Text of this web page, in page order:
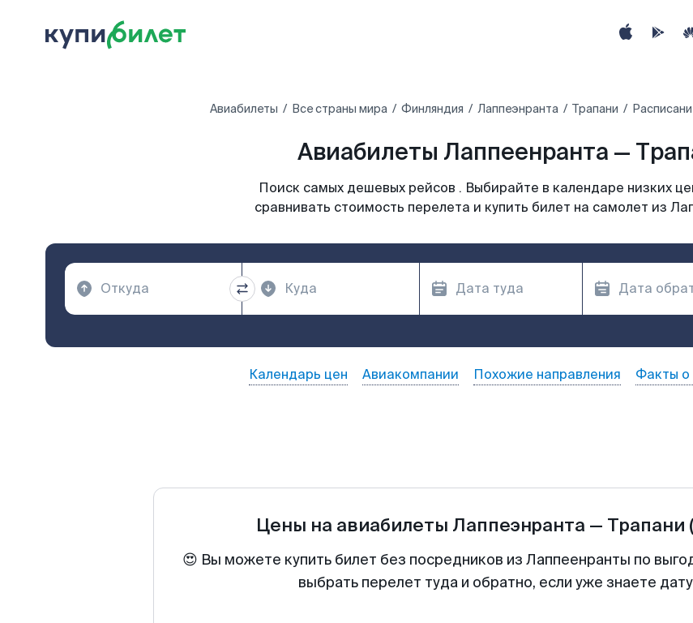
Авиабилеты Все страны мира Финляндия Лаппеэнранта Трапани
Авиабилеты Лаппеенранта —
Поиск самых дешевых рейсов . Выбирайте в календаре низких
сравнивать стоимость перелета и купить билет на самолет из
Календарь цен Авиакомпании Похожие направления Факты о
Цены на авиабилеты Лаппеэнранта — Трапани
😍 Вы можете купить билет без посредников из Лаппеенранты по
выбрать перелет туда и обратно, если уже знаете